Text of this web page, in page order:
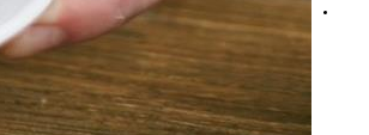
جمال شعبان يزف بشرى لمحبي
فوائدها للقلب؟